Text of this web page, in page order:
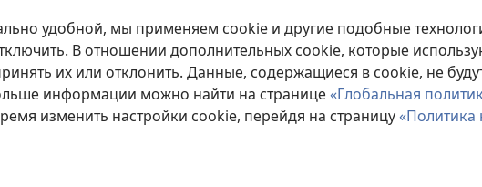
удобной, мы применяем cookie и другие подобные
В отношении дополнительных cookie, которые
их или отклонить. Данные, содержащиеся в cookie, не
информации можно найти на странице «Глобальная
изменить настройки cookie, перейдя на страницу«Политика
Copyright© 2026 Watch Tower Bible and Tract Society of Pennsylvania.
|ПОЛИТИКА КОНФИДЕНЦИАЛЬНОСТИ|НАСТРОЙКИ